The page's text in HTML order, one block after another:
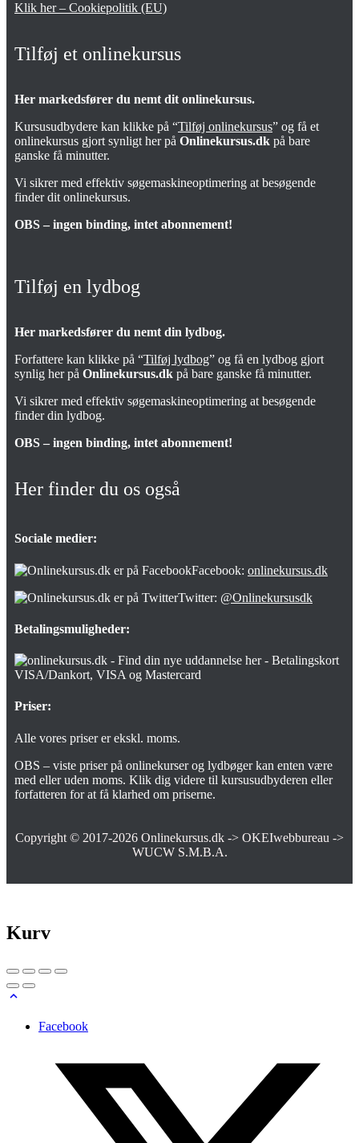
Klik her – Cookiepolitik (EU)
Tilføj et onlinekursus
Her markedsfører du nemt dit onlinekursus.
Kursusudbydere kan klikke på “Tilføj onlinekursus” og få et
onlinekursus gjort synligt her på Onlinekursus.dk på bare
ganske få minutter.
Vi sikrer med effektiv søgemaskineoptimering at besøgende
finder dit onlinekursus.
OBS – ingen binding, intet abonnement!
Tilføj en lydbog
Her markedsfører du nemt din lydbog.
Forfattere kan klikke på “Tilføj lydbog” og få en lydbog gjort
synlig her på Onlinekursus.dk på bare ganske få minutter.
Vi sikrer med effektiv søgemaskineoptimering at besøgende
finder din lydbog.
OBS – ingen binding, intet abonnement!
Her finder du os også
Sociale medier:
Facebook: onlinekursus.dk
Twitter: @Onlinekursusdk
Betalingsmuligheder:
Priser:
Alle vores priser er ekskl. moms.
OBS – viste priser på onlinekurser og lydbøger kan enten være
med eller uden moms. Klik dig videre til kursusudbyderen eller
forfatteren for at få klarhed om priserne.
Copyright © 2017-2026 Onlinekursus.dk -> OKEIwebbureau ->
WUCW S.M.B.A.
Kurv
Facebook